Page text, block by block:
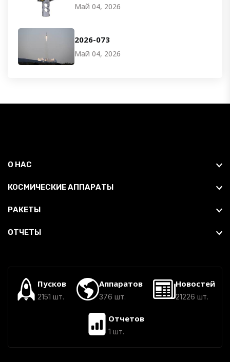
Май 04, 2026
2026-073
Май 04, 2026
О НАС
КОСМИЧЕСКИЕ АППАРАТЫ
РАКЕТЫ
ОТЧЕТЫ
Пусков
2151 шт.
Аппаратов
376 шт.
Новостей
21226 шт.
Отчетов
1 шт.